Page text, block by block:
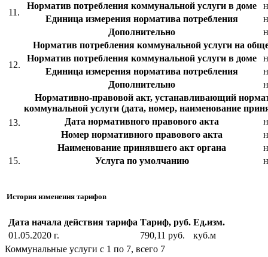
11.
Норматив потребления коммунальной услуги в доме
Единица измерения норматива потребления
Дополнительно
12.
Норматив потребления коммунальной услуги на
Норматив потребления коммунальной услуги в доме
Единица измерения норматива потребления
Дополнительно
13.
Нормативно-правовой акт, устанавливающий
коммунальной услуги (дата, номер, наименование
Дата нормативного правового акта
Номер нормативного правового акта
Наименование принявшего акт органа
15.
Услуга по умолчанию
История изменения тарифов
Дата начала действия тарифа Тариф, руб. Ед.изм.
01.05.2020 г.
790,11 руб.
куб.м
Коммунальные услуги с 1 по 7, всего 7